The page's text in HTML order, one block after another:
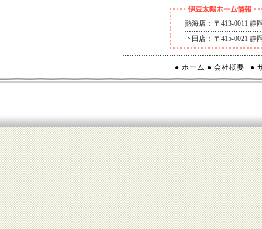
熱海店： 〒413-0011 静
下田店： 〒415-0021 静
● ホーム ● 会社概要 ●